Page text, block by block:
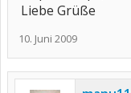
Liebe Grüße
10. Juni 2009